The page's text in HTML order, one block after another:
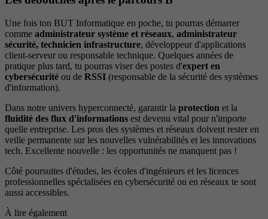
Une fois ton BUT Informatique en poche, tu pourras démarrer
comme administrateur système et réseaux, administrateur
sécurité, technicien infrastructure, développeur d'applications
client-serveur ou responsable technique. Quelques années de
pratique plus tard, tu pourras viser des postes d'expert en
cybersécurité ou de RSSI (responsable de la sécurité des systèmes
d'information).
Dans notre univers hyperconnecté, garantir la protection et la
fluidité des flux d'informations est devenu vital pour n'importe
quelle entreprise. Les pros des systèmes et réseaux doivent rester en
veille permanente sur les nouvelles vulnérabilités et les innovations
tech. Excellente nouvelle : les opportunités ne manquent pas !
Côté poursuites d'études, les écoles d'ingénieurs et les licences
professionnelles spécialisées en cybersécurité ou en réseaux te sont
aussi accessibles.
À lire également